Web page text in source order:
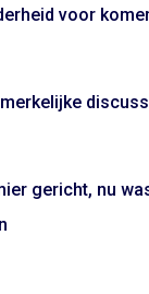
voor
gericht, nu